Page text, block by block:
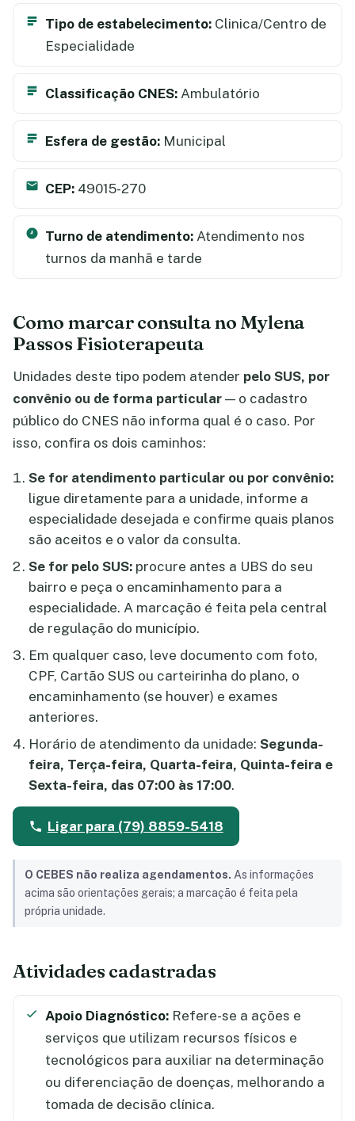
Tipo de estabelecimento: Clinica/Centro de
Especialidade
Classificação CNES: Ambulatório
Esfera de gestão: Municipal
CEP: 49015-270
Turno de atendimento: Atendimento nos
turnos da manhã e tarde
Como marcar consulta no Mylena
Passos Fisioterapeuta
Unidades deste tipo podem atender pelo SUS, por
convênio ou de forma particular — o cadastro
público do CNES não informa qual é o caso. Por
isso, confira os dois caminhos:
Se for atendimento particular ou por convênio:
ligue diretamente para a unidade, informe a
especialidade desejada e confirme quais planos
são aceitos e o valor da consulta.
Se for pelo SUS: procure antes a UBS do seu
bairro e peça o encaminhamento para a
especialidade. A marcação é feita pela central
de regulação do município.
Em qualquer caso, leve documento com foto,
CPF, Cartão SUS ou carteirinha do plano, o
encaminhamento (se houver) e exames
anteriores.
Horário de atendimento da unidade: Segunda-
feira, Terça-feira, Quarta-feira, Quinta-feira e
Sexta-feira, das 07:00 às 17:00.
Ligar para (79) 8859-5418
O CEBES não realiza agendamentos. As informações
acima são orientações gerais; a marcação é feita pela
própria unidade.
Atividades cadastradas
Apoio Diagnóstico: Refere-se a ações e
serviços que utilizam recursos físicos e
tecnológicos para auxiliar na determinação
ou diferenciação de doenças, melhorando a
tomada de decisão clínica.